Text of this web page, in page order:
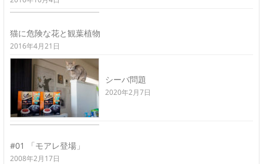
猫に危険な花と観葉植物
2016年4月21日
シーバ問題
2020年2月7日
#01 「モアレ登場」
2008年2月17日